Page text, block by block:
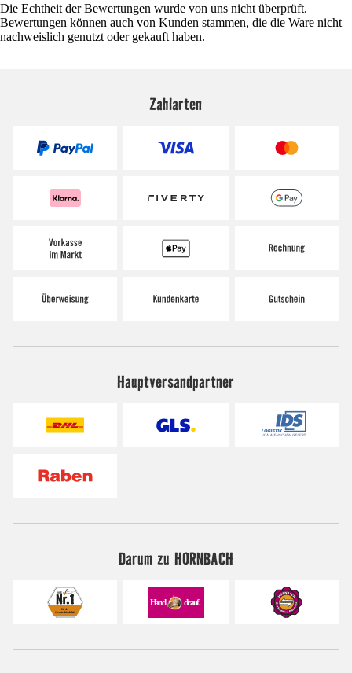
Die Echtheit der Bewertungen wurde von uns nicht überprüft.
Bewertungen können auch von Kunden stammen, die die Ware nicht
nachweislich genutzt oder gekauft haben.
Zahlarten
Hauptversandpartner
Darum zu HORNBACH